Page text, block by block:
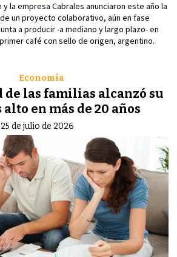
y la empresa Cabrales anunciaron este año la
un proyecto colaborativo, aún en fase
a producir -a mediano y largo plazo- en
café con sello de origen, argentino.
de las familias alcanzó su
en más de 20 años
Economía
25 de julio de 2026